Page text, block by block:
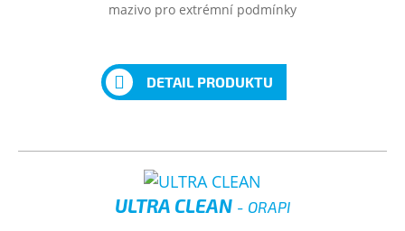
mazivo pro extrémní podmínky
DETAIL PRODUKTU
ULTRA CLEAN - ORAPI